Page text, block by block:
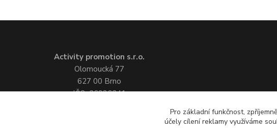
Activity promotion s.r.o.
Olomoucká 77
627 00 Brno
IČO: 26936241
Pro základní funkčnost,
účely cílení reklamy využíváme